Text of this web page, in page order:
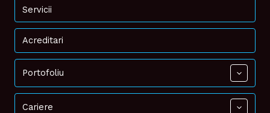
Servicii
Acreditari
Portofoliu
Cariere